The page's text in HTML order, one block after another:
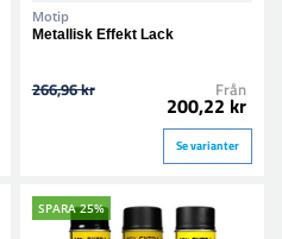
Motip
Metallisk Effekt Lack
266,96 kr Från
200,22 kr
Se varianter
SPARA 25%